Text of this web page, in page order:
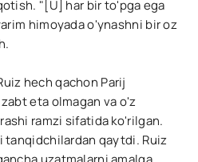
"[U] har bir to'pga ega
himoyada o'ynashni bir oz
hech qachon Parij
eta olmagan va o'z
ramzi sifatida ko'rilgan.
tanqidchilardan qaytdi. Ruiz